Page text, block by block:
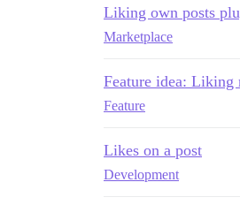
Liking own posts
Marketplace
Feature idea: Liking
Feature
Likes on a post
Development